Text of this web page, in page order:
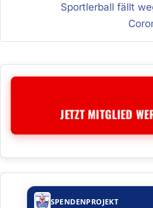
Sportlerball fällt
JETZT MITGLIED
SPENDENPROJEKT